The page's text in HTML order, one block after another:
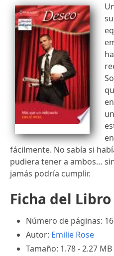
fácilmente. No sabía si
pudiera tener a ambos…
jamás podría cumplir.
Ficha del Libro
Número de páginas:
Autor: Emilie Rose
Tamaño: 1.78 - 2.27 MB